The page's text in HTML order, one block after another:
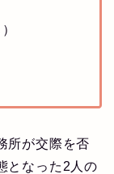
所が交際を否
となった2人の